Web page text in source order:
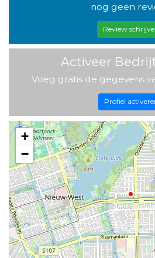
nog geen
Review
Activeer
Voeg gratis de gegevens
Profiel
+
−